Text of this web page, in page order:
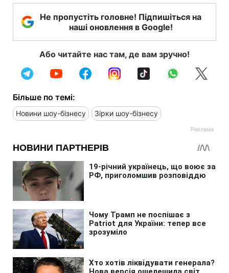
Не пропустіть головне! Підпишіться на
наші оновлення в Google!
Або читайте нас там, де вам зручно!
Більше по темі:
Новини шоу-бізнесу Зірки шоу-бізнесу